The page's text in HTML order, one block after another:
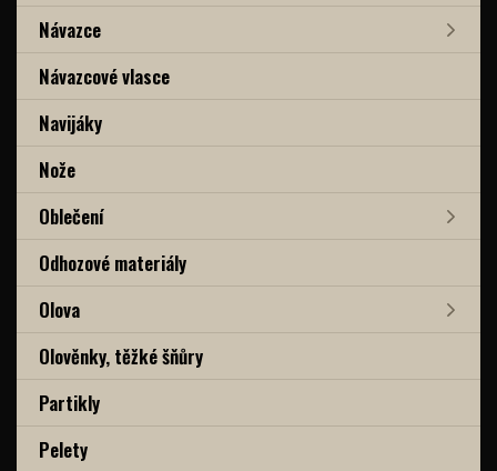
Návazce
Návazcové vlasce
Navijáky
Nože
Oblečení
Odhozové materiály
Olova
Olověnky, těžké šňůry
Partikly
Pelety